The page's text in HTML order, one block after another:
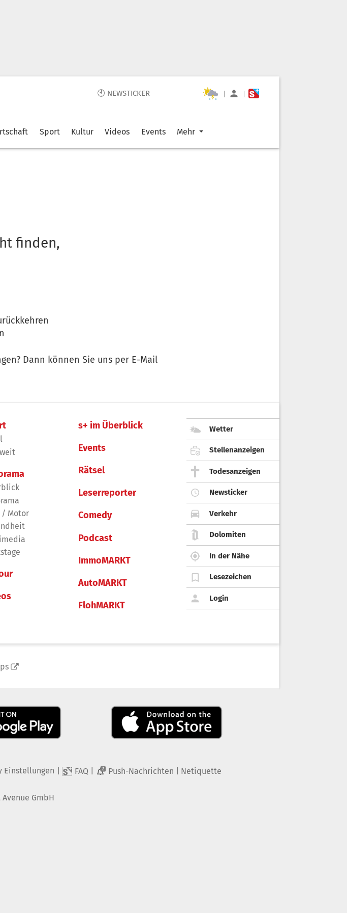
🕙 NEWSTICKER | |
Sport Kultur Videos Events Mehr
finden,
Dann können Sie uns per E-Mail
/ Motor
s+ im Überblick
Events
Rätsel
Leserreporter
Comedy
Podcast
ImmoMARKT
AutoMARKT
FlohMARKT
Wetter
Stellenanzeigen
Todesanzeigen
Newsticker
Verkehr
Dolomiten
In der Nähe
Lesezeichen
Login
Einstellungen FAQ 2 Push-Nachrichten Netiquette
Avenue GmbH